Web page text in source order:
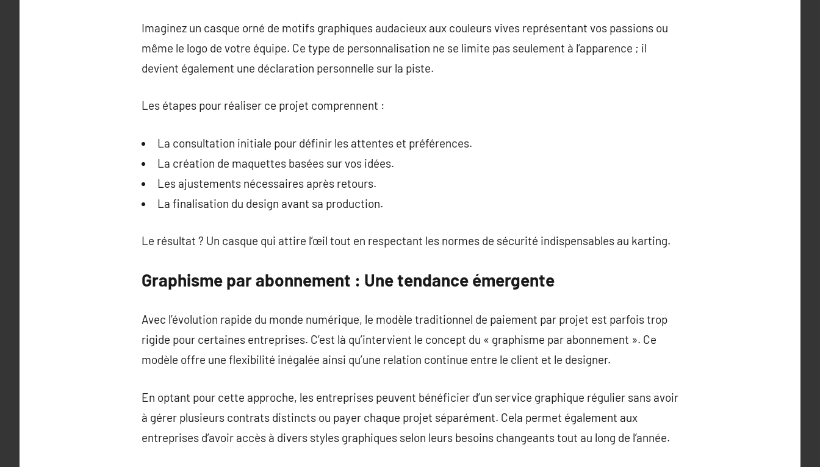
Imaginez un casque orné de motifs graphiques audacieux aux couleurs vives représentant vos passions ou
même le logo de votre équipe. Ce type de personnalisation ne se limite pas seulement à l’apparence ; il
devient également une déclaration personnelle sur la piste.
Les étapes pour réaliser ce projet comprennent :
La consultation initiale pour définir les attentes et préférences.
La création de maquettes basées sur vos idées.
Les ajustements nécessaires après retours.
La finalisation du design avant sa production.
Le résultat ? Un casque qui attire l’œil tout en respectant les normes de sécurité indispensables au karting.
Graphisme par abonnement : Une tendance émergente
Avec l’évolution rapide du monde numérique, le modèle traditionnel de paiement par projet est parfois trop
rigide pour certaines entreprises. C’est là qu’intervient le concept du « graphisme par abonnement ». Ce
modèle offre une flexibilité inégalée ainsi qu’une relation continue entre le client et le designer.
En optant pour cette approche, les entreprises peuvent bénéficier d’un service graphique régulier sans avoir
à gérer plusieurs contrats distincts ou payer chaque projet séparément. Cela permet également aux
entreprises d’avoir accès à divers styles graphiques selon leurs besoins changeants tout au long de l’année.